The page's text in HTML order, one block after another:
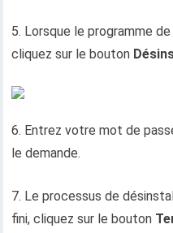
5. Lorsque le programme
cliquez sur le bouton
6. Entrez votre mot de
le demande.
7. Le processus de
fini, cliquez sur le bouton